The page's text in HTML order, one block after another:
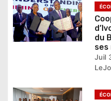
i
c
du
ses
Juil